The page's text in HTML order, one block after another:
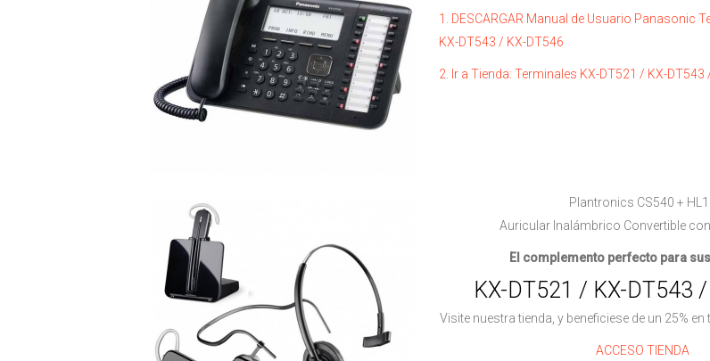
1. DESCARGAR Manual de Usuario Panasonic
KX-DT543 / KX-DT546
2. Ir a Tienda: Terminales KX-DT521 / KX-DT543
Plantronics CS540 +
Auricular Inalámbrico Convertible
El complemento perfecto para
KX-DT521 / KX-DT543
Visite nuestra tienda, y beneficiese de un 25%
ACCESO TIENDA